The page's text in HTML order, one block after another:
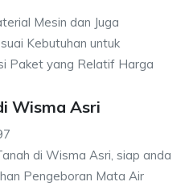
Mesin dan Juga
Kebutuhan untuk
Paket yang Relatif Harga
Wisma Asri
di Wisma Asri, siap anda
Pengeboran Mata Air